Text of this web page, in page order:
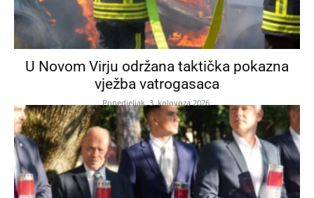
U Novom Virju održana taktička pokazna
vježba vatrogasaca
Ponedjeljak, 3. kolovoza 2026.